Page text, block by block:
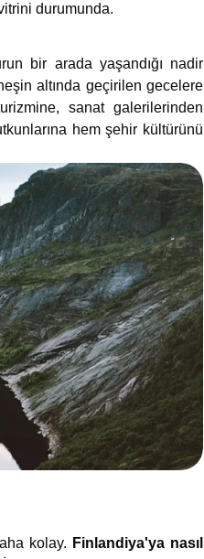
durumunda.
bir arada yaşandığı nadir
altında geçirilen gecelere
sanat galerilerinden
hem şehir kültürünü
kolay. Finlandiya'ya nasıl